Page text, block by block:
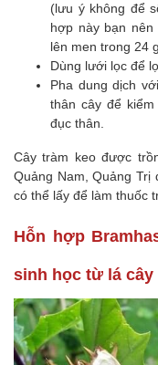
(lưu ý không để
hợp này bạn
lên men trong 24
Dùng lưới lọc để
Pha dung dịch
thân cây để
đục thân.
Cây tràm keo được
Quảng Nam, Quảng Trị
có thể lấy để làm thuốc
Hỗn hợp
sinh học từ lá